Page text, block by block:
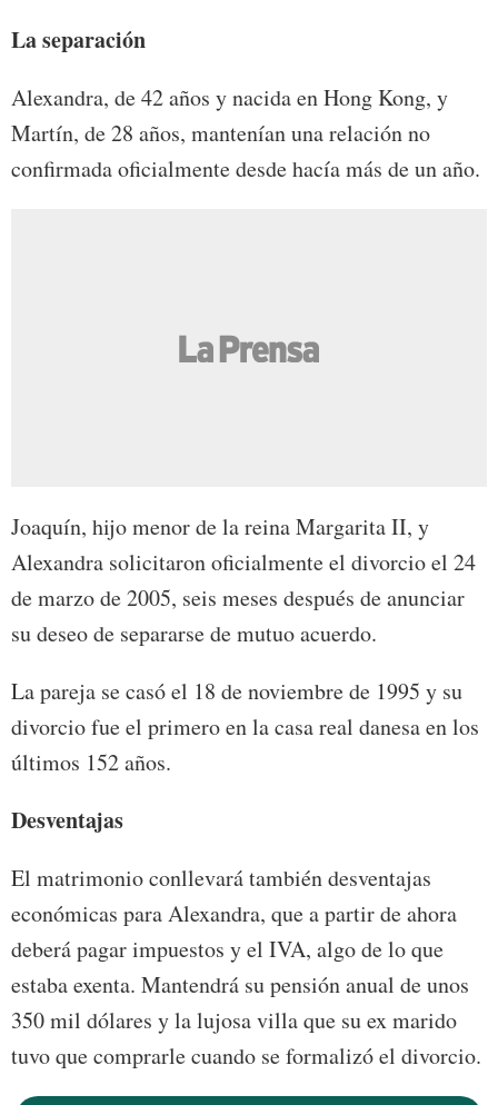
La separación
Alexandra, de 42 años y nacida en Hong Kong, y
Martín, de 28 años, mantenían una relación no
confirmada oficialmente desde hacía más de un año.
Joaquín, hijo menor de la reina Margarita II, y
Alexandra solicitaron oficialmente el divorcio el 24
de marzo de 2005, seis meses después de anunciar
su deseo de separarse de mutuo acuerdo.
La pareja se casó el 18 de noviembre de 1995 y su
divorcio fue el primero en la casa real danesa en los
últimos 152 años.
Desventajas
El matrimonio conllevará también desventajas
económicas para Alexandra, que a partir de ahora
deberá pagar impuestos y el IVA, algo de lo que
estaba exenta. Mantendrá su pensión anual de unos
350 mil dólares y la lujosa villa que su ex marido
tuvo que comprarle cuando se formalizó el divorcio.